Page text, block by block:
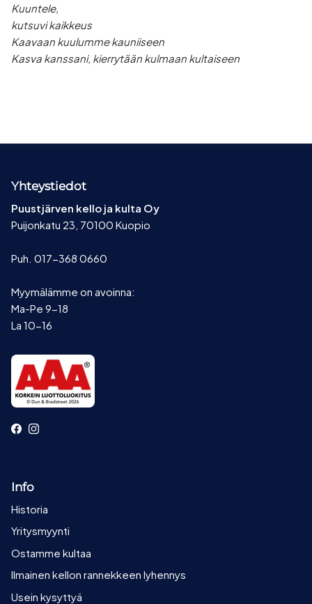
Kuuntele,
kutsuvi kaikkeus
Kaavaan kuulumme kauniiseen
Kasva kanssani, kierrytään kulmaan kultaiseen
Yhteystiedot
Puustjärven kello ja kulta Oy
Puijonkatu 23, 70100 Kuopio
Puh. 017-368 0660
Myymälämme on avoinna:
Ma-Pe 9-18
La 10-16
Facebook
Instagram
Info
Historia
Yritysmyynti
Ostamme kultaa
Ilmainen kellon rannekkeen lyhennys
Usein kysyttyä